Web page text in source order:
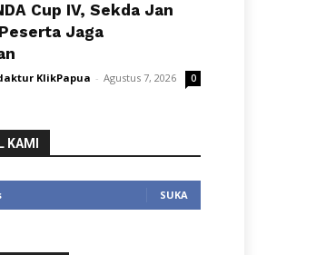
Cup IV, Sekda Jan
Jaga
KlikPapua - Agustus 7, 2026 0
KAMI
SUKA